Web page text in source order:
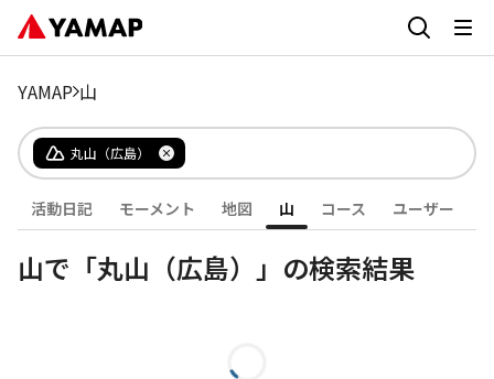
YAMAP 山
丸山（広島）
活動日記 モーメント 地図 山 コース ユーザー
山で「丸山（広島）」の検索結果